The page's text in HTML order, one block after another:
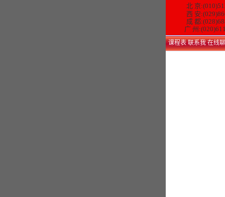
北 京
西 安
成 都
广 州
课程表 联系我 在线聊